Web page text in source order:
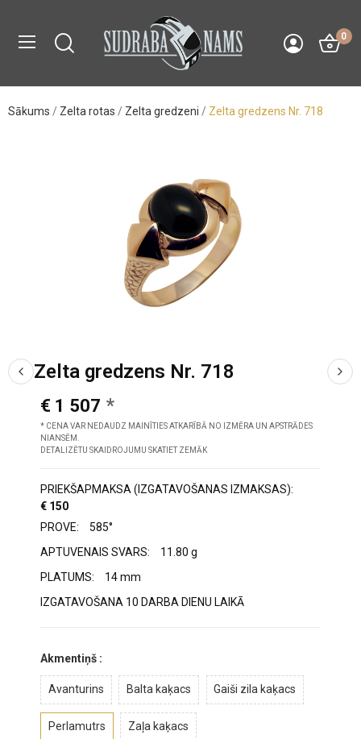
0
Sākums Zelta rotas Zelta gredzeni Zelta gredzens Nr. 718
Zelta gredzens Nr. 718
€ 1 507
* CENA VAR NEDAUDZ MAINĪTIES ATKARĪBĀ NO IZMĒRA UN APSTRĀDES
NIANSĒM.
DETALIZĒTU SKAIDROJUMU SKATIET ZEMĀK
PRIEKŠAPMAKSA (IZGATAVOŠANAS IZMAKSAS):
€ 150
PROVE:
585°
APTUVENAIS SVARS:
11.80 g
PLATUMS:
14 mm
IZGATAVOŠANA 10 DARBA DIENU LAIKĀ
Akmentiņš :
Avanturins Balta kaķacs Gaiši zila kaķacs
Perlamutrs Zaļa kaķacs